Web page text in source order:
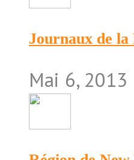
Journaux de la
Mai 6, 2013